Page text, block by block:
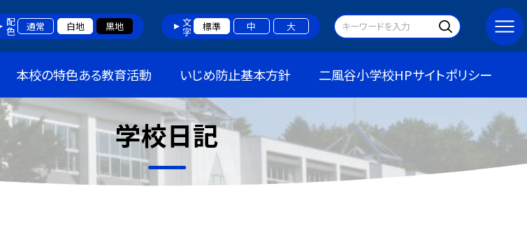
配色 通常 白地 黒地 文字 標準 中 大
本校の特色ある教育活動 いじめ防止基本方針 二風谷小学校HPサイトポリシー
学校日記